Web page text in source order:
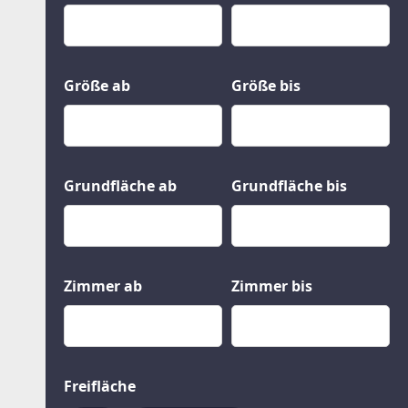
Grund und Boden
Kauf
Größe ab Größe bis
Grundfläche ab Grundfläche bis
Zimmer ab Zimmer bis
Freifläche